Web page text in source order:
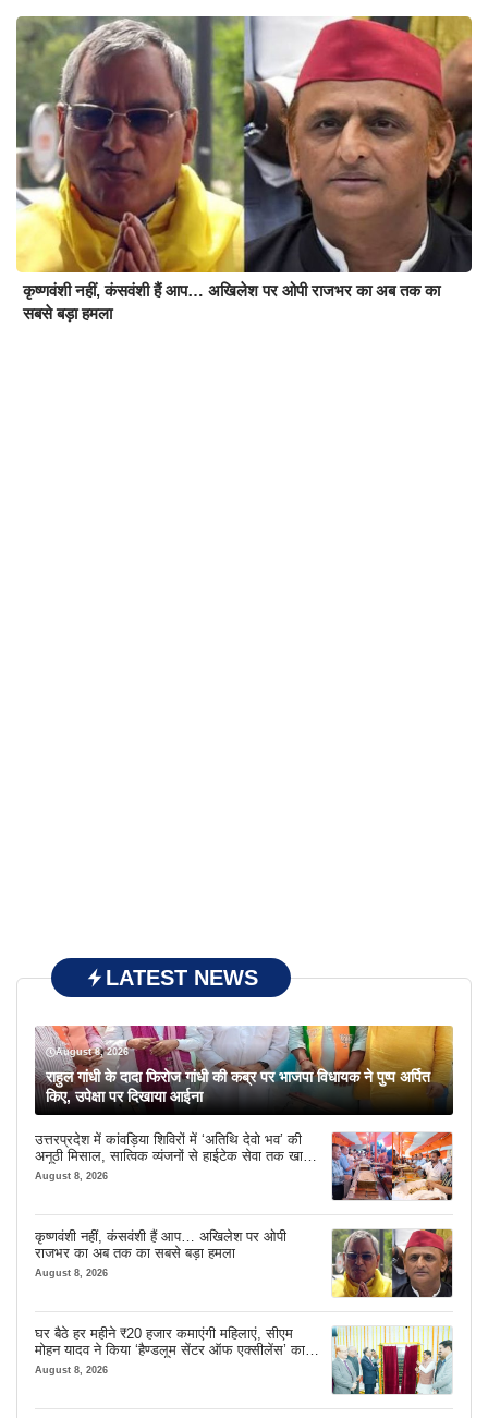
कृष्णवंशी नहीं, कंसवंशी हैं आप… अखिलेश पर ओपी राजभर का अब तक का
सबसे बड़ा हमला
LATEST NEWS
August 8, 2026
राहुल गांधी के दादा फिरोज गांधी की कब्र पर भाजपा विधायक ने पुष्प अर्पित
किए, उपेक्षा पर दिखाया आईना
उत्तरप्रदेश में कांवड़िया शिविरों में ‘अतिथि देवो भव’ की
अनूठी मिसाल, सात्विक व्यंजनों से हाईटेक सेवा तक खास
इंतजाम
August 8, 2026
कृष्णवंशी नहीं, कंसवंशी हैं आप… अखिलेश पर ओपी
राजभर का अब तक का सबसे बड़ा हमला
August 8, 2026
घर बैठे हर महीने ₹20 हजार कमाएंगी महिलाएं, सीएम
मोहन यादव ने किया ‘हैण्डलूम सेंटर ऑफ एक्सीलेंस’ का
शुभारंभ
August 8, 2026